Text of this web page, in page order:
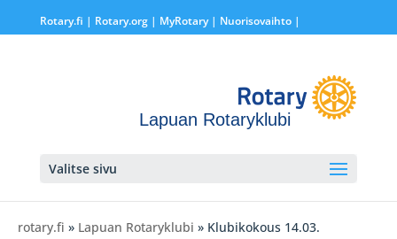
Rotary.fi | Rotary.org| MyRotary | Nuorisovaihto|
Lapuan Rotaryklubi
Valitse sivu
rotary.fi » Lapuan Rotaryklubi » Klubikokous 14.03.